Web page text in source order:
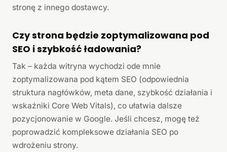
stronę z innego dostawcy.
Czy strona będzie zoptymalizowana pod
SEO i szybkość ładowania?
Tak – każda witryna wychodzi ode mnie
zoptymalizowana pod kątem SEO (odpowiednia
struktura nagłówków, meta dane, szybkość działania i
wskaźniki Core Web Vitals), co ułatwia dalsze
pozycjonowanie w Google. Jeśli chcesz, mogę też
poprowadzić kompleksowe działania SEO po
wdrożeniu strony.